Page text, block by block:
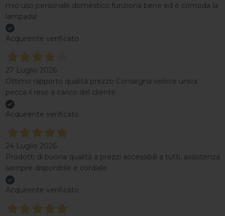
mio uso personale domestico funziona bene ed è comoda la
lampada!
Acquirente verificato
27 Luglio 2026
Ottimo rapporto qualità prezzo Consegna veloce unica
pecca il reso a carico del cliente
Acquirente verificato
24 Luglio 2026
Prodotti di buona qualità a prezzi accessibili a tutti, assistenza
sempre disponibile e cordiale
Acquirente verificato